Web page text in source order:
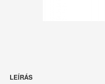
LEÍRÁS